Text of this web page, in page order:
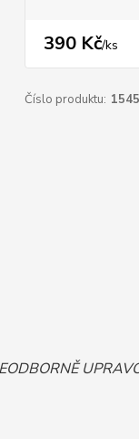
390 Kč/ks
Číslo produktu: 1545